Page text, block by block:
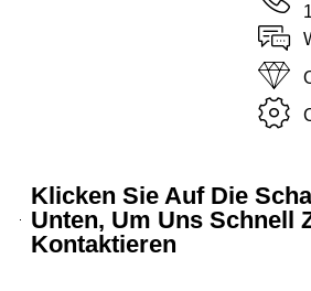
Klicken Sie Auf Die
Unten, Um Uns Schnell
Kontaktieren